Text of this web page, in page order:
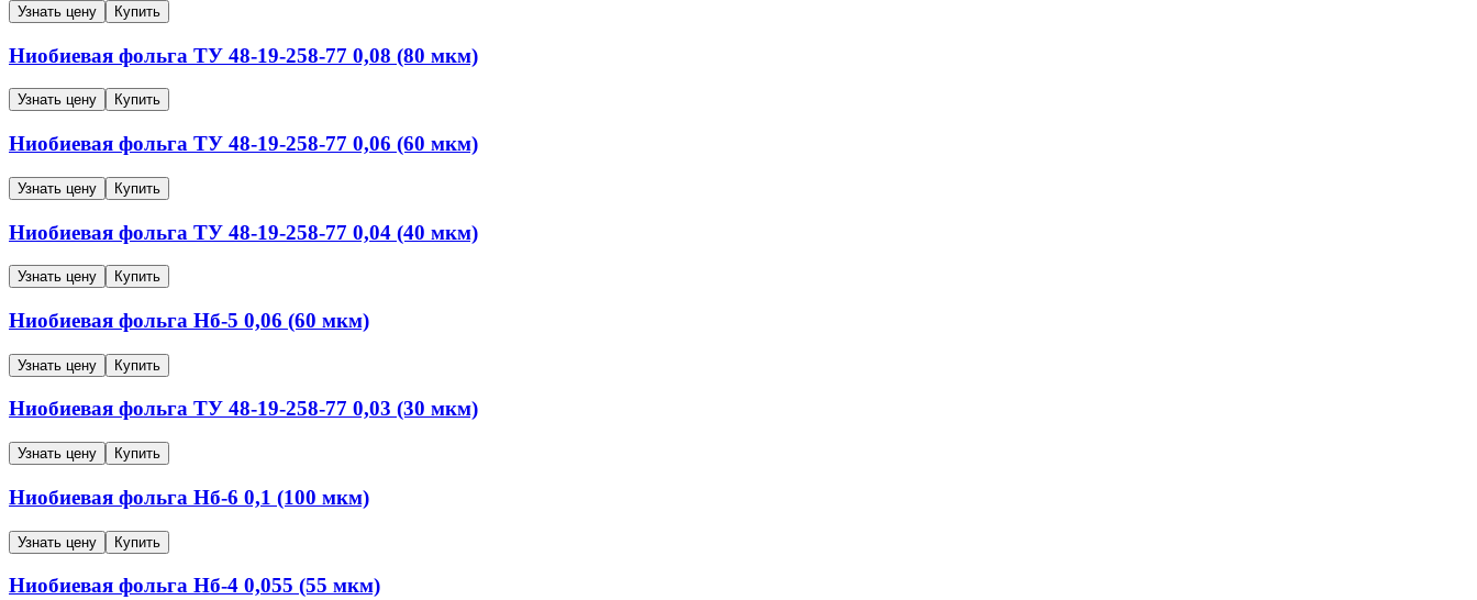
Узнать цену Купить
Ниобиевая фольга ТУ 48-19-258-77 0,08 (80 мкм)
Узнать цену Купить
Ниобиевая фольга ТУ 48-19-258-77 0,06 (60 мкм)
Узнать цену Купить
Ниобиевая фольга ТУ 48-19-258-77 0,04 (40 мкм)
Узнать цену Купить
Ниобиевая фольга Нб-5 0,06 (60 мкм)
Узнать цену Купить
Ниобиевая фольга ТУ 48-19-258-77 0,03 (30 мкм)
Узнать цену Купить
Ниобиевая фольга Нб-6 0,1 (100 мкм)
Узнать цену Купить
Ниобиевая фольга Нб-4 0,055 (55 мкм)